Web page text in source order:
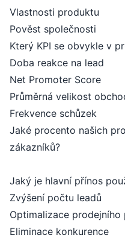
Vlastnosti produktu
Pověst společnosti
Který KPI se obvykle v
Doba reakce na lead
Net Promoter Score
Průměrná velikost
Frekvence schůzek
Jaké procento našich
zákazníků?
Jaký je hlavní přínos
Zvýšení počtu leadů
Optimalizace prodejního
Eliminace konkurence